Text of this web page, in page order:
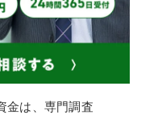
金は、専門調査